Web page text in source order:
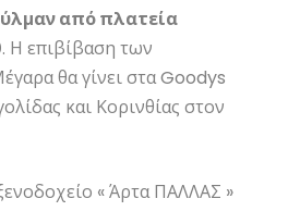
από πλατεία
. Η επιβίβαση των
θα γίνει στα Goodys
και Κορινθίας στον
« Άρτα ΠΑΛΛΑΣ »